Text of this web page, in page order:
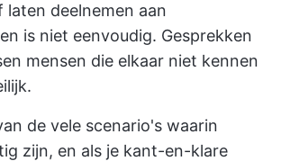
laten deelnemen aan
is niet eenvoudig. Gesprekken
mensen die elkaar niet kennen
de vele scenario's waarin
zijn, en als je kant-en-klare